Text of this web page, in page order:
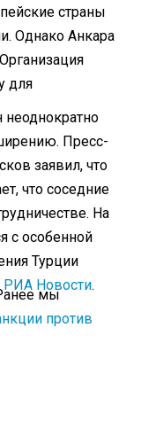
страны
Однако Анкара
для
Пресс-
заявил, что
что соседние
На
с особенной
Турции
РИА Новости.
мы
против